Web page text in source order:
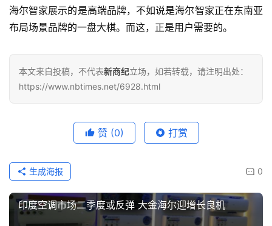
海尔智家展示的是高端品牌，不如说是海尔智家正在东南亚
布局场景品牌的一盘大棋。而这，正是用户需要的。
本文来自投稿，不代表新商纪立场，如若转载，请注明出处：
https://www.nbtimes.net/6928.html
赞 (0) 打赏
0
生成海报
印度空调市场二季度或反弹 大金海尔迎增长良机